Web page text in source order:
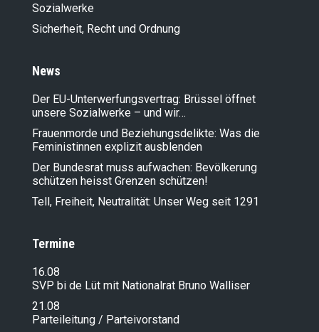
Sozialwerke
Sicherheit, Recht und Ordnung
News
Der EU-Unterwerfungsvertrag: Brüssel öffnet
unsere Sozialwerke – und wir…
Frauenmorde und Beziehungsdelikte: Was die
Feministinnen explizit ausblenden
Der Bundesrat muss aufwachen: Bevölkerung
schützen heisst Grenzen schützen!
Tell, Freiheit, Neutralität: Unser Weg seit 1291
Termine
16.08
SVP bi de Lüt mit Nationalrat Bruno Walliser
21.08
Parteileitung / Parteivorstand